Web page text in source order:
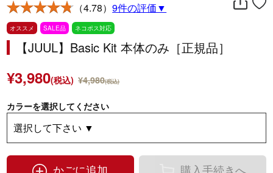
（4.78）9件の評価▼
オススメ SALE品 ネコポス対応
【JUUL】Basic Kit 本体のみ［正規品］
¥3,980(税込) ¥4,980(税込)
カラーを選択してください
かごに追加 購入手続きへ